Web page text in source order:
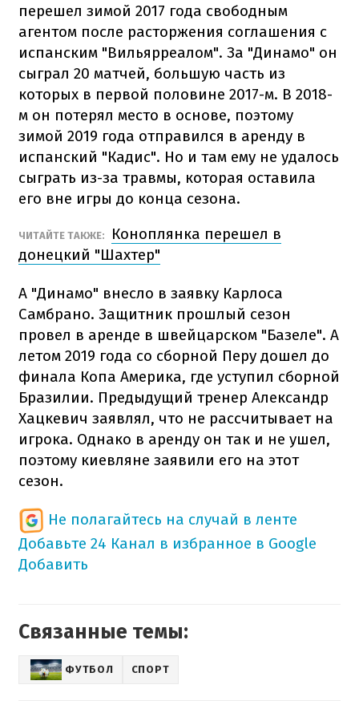
перешел зимой 2017 года свободным
агентом после расторжения соглашения с
испанским "Вильярреалом". За "Динамо" он
сыграл 20 матчей, большую часть из
которых в первой половине 2017-м. В 2018-
м он потерял место в основе, поэтому
зимой 2019 года отправился в аренду в
испанский "Кадис". Но и там ему не удалось
сыграть из-за травмы, которая оставила
его вне игры до конца сезона.
ЧИТАЙТЕ ТАКЖЕ:
Коноплянка перешел в
донецкий "Шахтер"
А "Динамо" внесло в заявку Карлоса
Самбрано. Защитник прошлый сезон
провел в аренде в швейцарском "Базеле". А
летом 2019 года со сборной Перу дошел до
финала Копа Америка, где уступил сборной
Бразилии. Предыдущий тренер Александр
Хацкевич заявлял, что не рассчитывает на
игрока. Однако в аренду он так и не ушел,
поэтому киевляне заявили его на этот
сезон.
Не полагайтесь на случай в ленте
Добавьте 24 Канал в избранное в Google
Добавить
Связанные темы:
ФУТБОЛ СПОРТ